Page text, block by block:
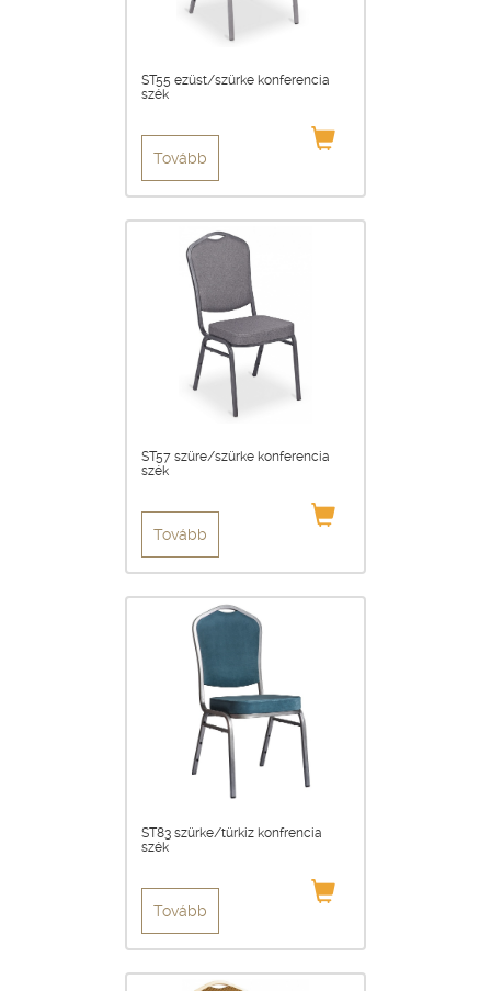
ST55 ezüst/szürke konferencia
szék
Tovább
ST57 szüre/szürke konferencia
szék
Tovább
ST83 szürke/türkiz konfrencia
szék
Tovább